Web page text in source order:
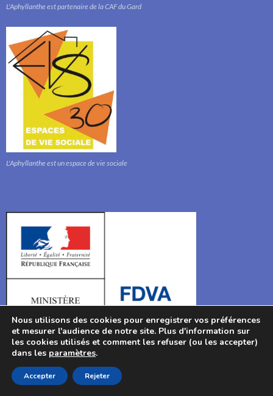
L'Aphyllanthe est partenaire de la CAF du Gard
L'Aphyllanthe est un espace de vie sociale
Avec le soutien de la DRJSCS Occitanie
Nous utilisons des cookies pour enregistrer vos préférences
et mesurer l'audience de notre site. Plus d'information sur
les cookies utilisés et comment les refuser (ou les accepter)
dans les paramètres.
Accepter Rejeter